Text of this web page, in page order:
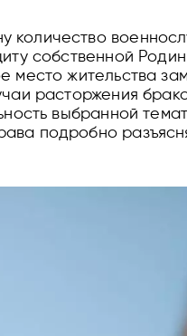
собственной
место жительства
расторжения
выбранной
подробно